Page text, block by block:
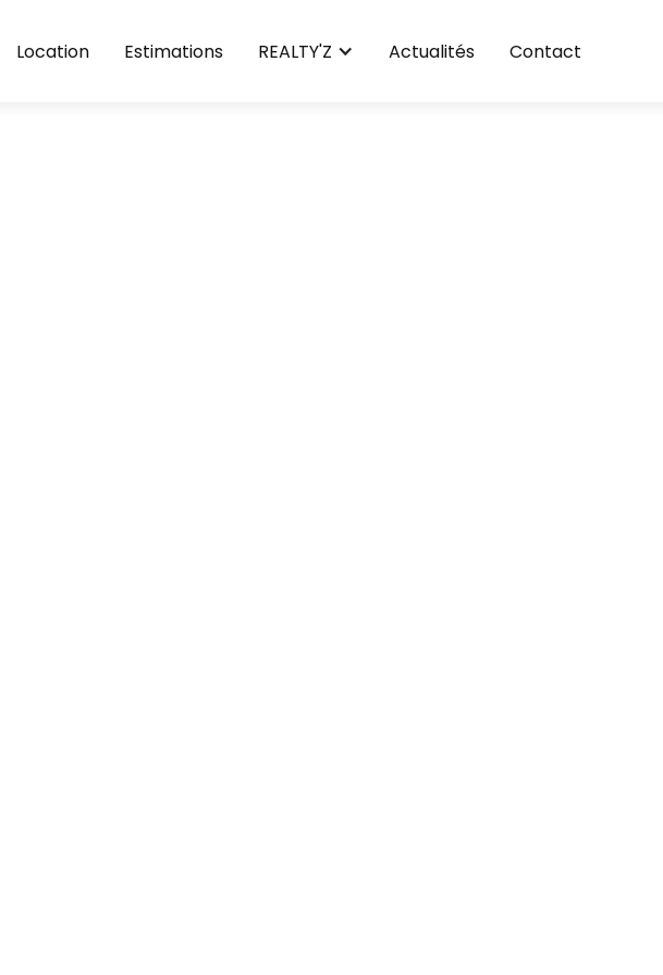
Location Estimations REALTY'Z Actualités Contact